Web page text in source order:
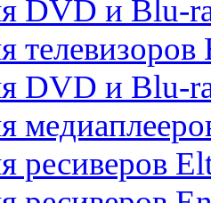
DVD и Blu-
телевизоров
DVD и Blu-
ресиверов